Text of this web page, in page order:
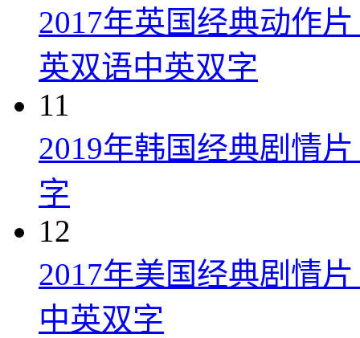
2017年英国经典动作
英双语中英双字
11
2019年韩国经典剧情
字
12
2017年美国经典剧情
中英双字